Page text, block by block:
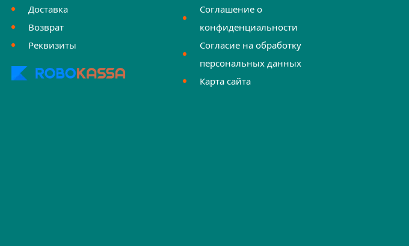
Доставка
Возврат
Реквизиты
Соглашение о
конфиденциальности
Согласие на обработку
персональных данных
Карта сайта